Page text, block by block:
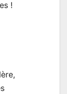
!